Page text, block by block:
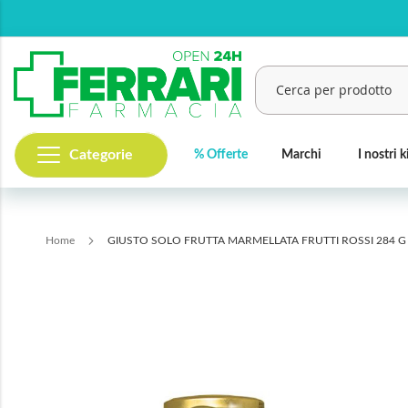
contenuto
Categorie % Offerte Marchi I nostri
Home GIUSTO SOLO FRUTTA MARMELLATA FRUTTI ROSSI 284 G